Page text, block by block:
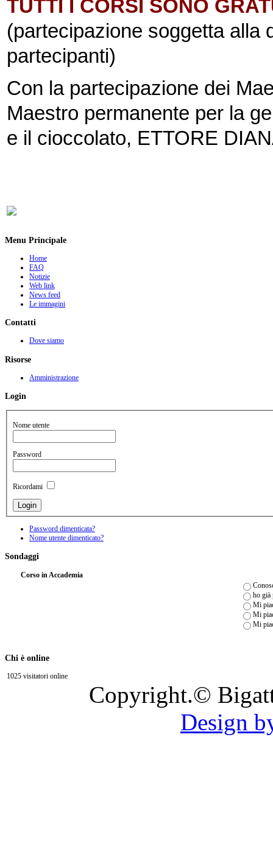
TUTTI I CORSI SONO
(partecipazione soggetta alla
partecipanti)
Con la partecipazione dei
Maestro permanente per la
e il cioccolato, ETTORE
Menu Principale
Home
FAQ
Notizie
Web link
News feed
Le immagini
Contatti
Dove siamo
Risorse
Amministrazione
Login
Nome utente
Password
Ricordami
Password dimenticata?
Nome utente dimenticato?
Sondaggi
Corso in Accademia
ho già
Mi
Mi
Mi
Chi è online
1025 visitatori online
Copyright.©
Design